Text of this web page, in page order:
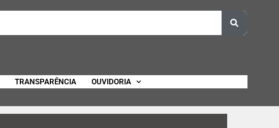
TRANSPARÊNCIA OUVIDORIA